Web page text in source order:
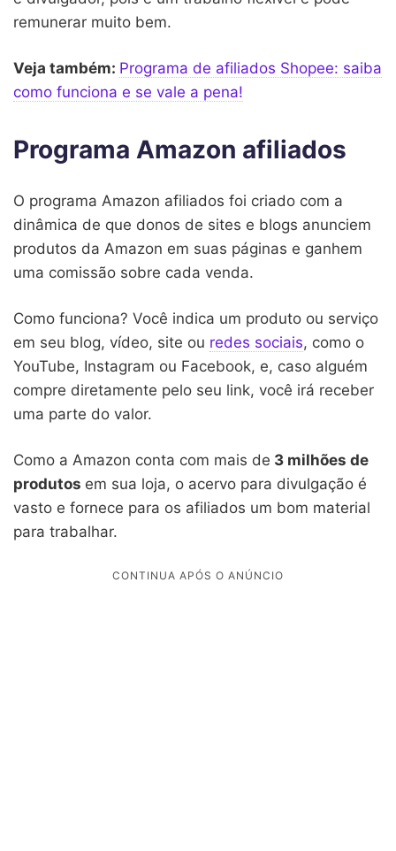
remunerar muito bem.
Veja também: Programa de afiliados Shopee: saiba
como funciona e se vale a pena!
Programa Amazon afiliados
O programa Amazon afiliados foi criado com a
dinâmica de que donos de sites e blogs anunciem
produtos da Amazon em suas páginas e ganhem
uma comissão sobre cada venda.
Como funciona? Você indica um produto ou serviço
em seu blog, vídeo, site ou redes sociais, como o
YouTube, Instagram ou Facebook, e, caso alguém
compre diretamente pelo seu link, você irá receber
uma parte do valor.
Como a Amazon conta com mais de 3 milhões de
produtos em sua loja, o acervo para divulgação é
vasto e fornece para os afiliados um bom material
para trabalhar.